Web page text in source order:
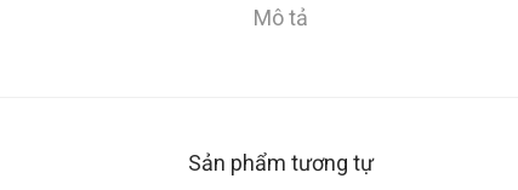
Mô tả
Sản phẩm tương tự